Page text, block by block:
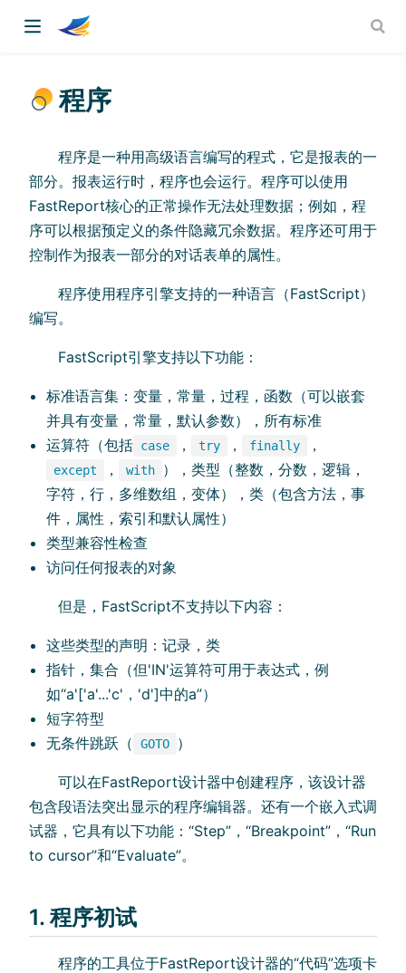
程序
程序是一种用高级语言编写的程式，它是报表的一
部分。报表运行时，程序也会运行。程序可以使用
FastReport核心的正常操作无法处理数据；例如，程
序可以根据预定义的条件隐藏冗余数据。程序还可用于
控制作为报表一部分的对话表单的属性。
程序使用程序引擎支持的一种语言（FastScript）
编写。
FastScript引擎支持以下功能：
标准语言集：变量，常量，过程，函数（可以嵌套
并具有变量，常量，默认参数），所有标准
运算符（包括 case ， try ， finally ，
except ， with
），类型（整数，分数，逻辑，
字符，行，多维数组，变体），类（包含方法，事
件，属性，索引和默认属性）
类型兼容性检查
访问任何报表的对象
但是，FastScript不支持以下内容：
这些类型的声明：记录，类
指针，集合（但'IN'运算符可用于表达式，例
如“a'['a'...'c'，'d']中的a”）
短字符型
无条件跳跃（
GOTO ）
可以在FastReport设计器中创建程序，该设计器
包含段语法突出显示的程序编辑器。还有一个嵌入式调
试器，它具有以下功能：“Step”，“Breakpoint”，“Run
to cursor”和“Evaluate”。
1. 程序初试
程序的工具位于FastReport设计器的“代码”选项卡